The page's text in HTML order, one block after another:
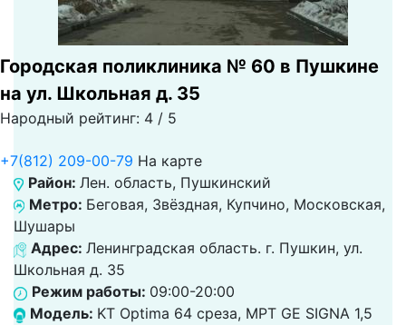
Городская поликлиника № 60 в Пушкине
на ул. Школьная д. 35
Народный рейтинг: 4 / 5
+7(812) 209-00-79 На карте
Район: Лен. область, Пушкинский
Метро: Беговая, Звёздная, Купчино, Московская,
Шушары
Адрес: Ленинградская область. г. Пушкин, ул.
Школьная д. 35
Режим работы: 09:00-20:00
Модель: KT Optima 64 среза, МРТ GE SIGNA 1,5